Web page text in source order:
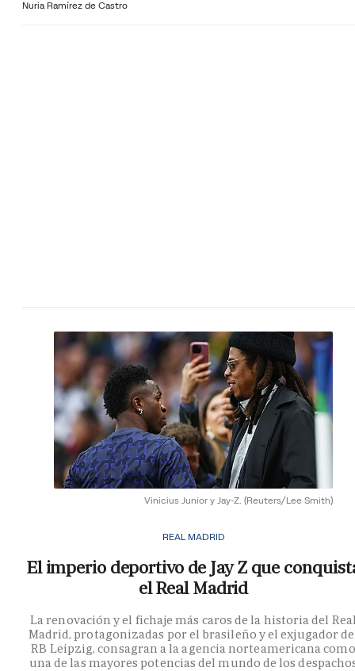
Nuria Ramírez de Castro
Vinicius Junior y Jay-Z. (Reuters/Lee Smith)
REAL MADRID
El imperio deportivo de Jay Z que
el Real Madrid
La renovación y el fichaje más caros de la historia del
Madrid, protagonizadas por el brasileño y el exjugador
RB Leipzig, consagran a la agencia norteamericana como
una de las mayores potencias del mundo de los